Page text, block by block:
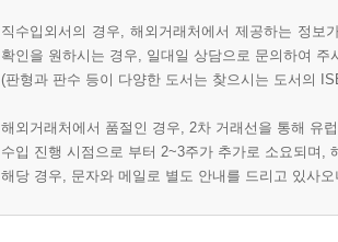
직수입외서의 경우, 해외거래처에서 제공하는 정
확인을 원하시는 경우, 일대일 상담으로 문의하여 주
(판형과 판수 등이 다양한 도서는 찾으시는 도서의
해외거래처에서 품절인 경우, 2차 거래선을 통해 유
수입 진행 시점으로 부터 2~3주가 추가로 소요되며,
해당 경우, 문자와 메일로 별도 안내를 드리고 있사